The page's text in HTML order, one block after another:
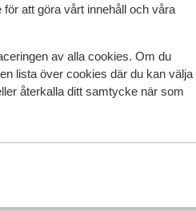
att göra vårt innehåll och våra
av alla cookies. Om du
lista över cookies där du kan välja
återkalla ditt samtycke när som